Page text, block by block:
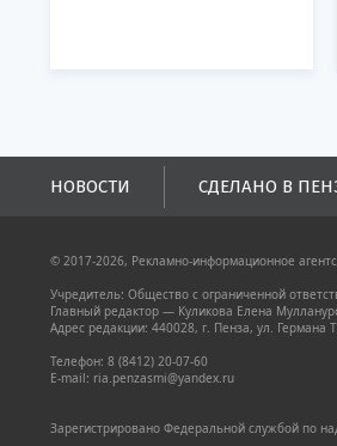
НОВОСТИ СДЕЛАНО В
© 2017-2026, Рекламно-информационное
Учредитель: Общество с ограниченной
Главный редактор — Куликова Елена
Адрес редакции: 440028, г. Пенза, ул. Германа
Телефон: 8 (8412) 20-07-60
E-mail: ria.penzasmi@yandex.ru
Зарегистрировано Федеральной службой по